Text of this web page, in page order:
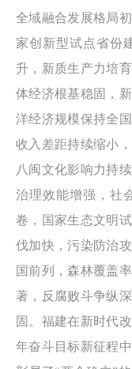
全域融合发展格局
家创新型试点省份
升，新质生产力培
体经济根基稳固，
洋经济规模保持全
收入差距持续缩小
八闽文化影响力持
治理效能增强，社
卷，国家生态文明
伐加快，污染防治
国前列，森林覆盖
著，反腐败斗争纵
固。福建在新时代
年奋斗目标新征程